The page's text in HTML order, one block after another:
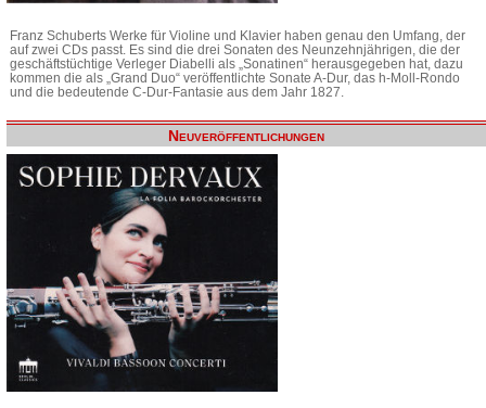
Franz Schuberts Werke für Violine und Klavier haben genau den Umfang, der
auf zwei CDs passt. Es sind die drei Sonaten des Neunzehnjährigen, die der
geschäftstüchtige Verleger Diabelli als „Sonatinen“ herausgegeben hat, dazu
kommen die als „Grand Duo“ veröffentlichte Sonate A-Dur, das h-Moll-Rondo
und die bedeutende C-Dur-Fantasie aus dem Jahr 1827.
Neuveröffentlichungen